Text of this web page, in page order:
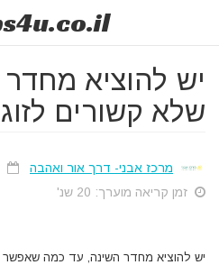
4u.co.il
יש להוציא
שלא קשורים
מרכז אבני- דרך אור ואהבה
זמן קריאה מוערך: 20 שנ'
יש להוציא מחדר השינה, עד כמה שאפשר